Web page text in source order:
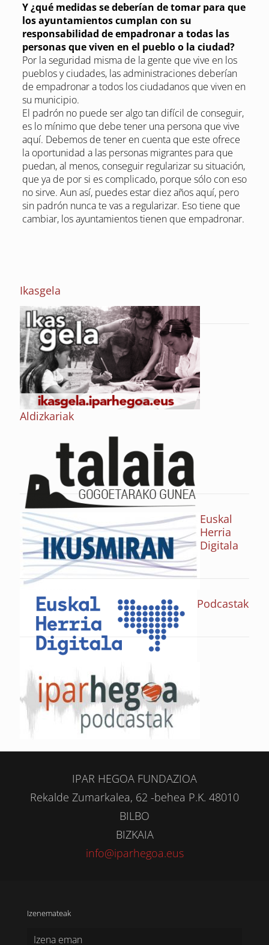
Y ¿qué medidas se deberían de tomar para que
los ayuntamientos cumplan con su
responsabilidad de empadronar a todas las
personas que viven en el pueblo o la ciudad?
Por la seguridad misma de la gente que vive en los
pueblos y ciudades, las administraciones deberían
de empadronar a todos los ciudadanos que viven en
su municipio.
El padrón no puede ser algo tan difícil de conseguir,
es lo mínimo que debe tener una persona que vive
aquí. Debemos de tener en cuenta que este ofrece
la oportunidad a las personas migrantes para que
puedan, al menos, conseguir regularizar su situación,
que ya de por si es complicado, porque sólo con eso
no sirve. Aun así, puedes estar diez años aquí, pero
sin padrón nunca te vas a regularizar. Eso tiene que
cambiar, los ayuntamientos tienen que empadronar.
Ikasgela
Aldizkariak
Euskal
Herria
Digitala
Podcastak
IPAR HEGOA FUNDAZIOA
Rekalde Zumarkalea, 62 -behea P.K. 48010
BILBO
BIZKAIA
info@iparhegoa.eus
Izenemateak
Izena eman